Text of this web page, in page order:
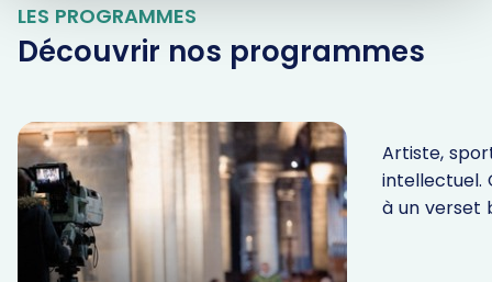
LES PROGRAMMES
Découvrir nos programmes
Artiste,
intellectuel.
à un verset